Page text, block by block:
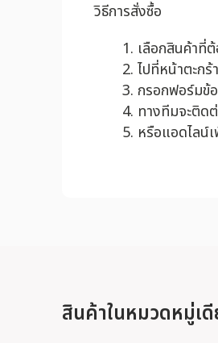
วิธีการสั่งซื้อ
เลือกสินค้าที่
ไปที่หน้าตะก
กรอกฟอร์มข้
ทางทีมจะติด
หรือแอดไลน์
สินค้าในหมวดหมู่เ